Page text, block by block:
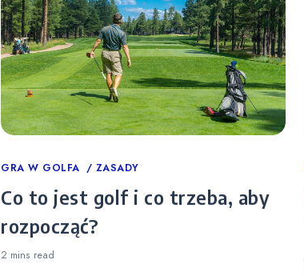
Categories
GRA W GOLFA ZASADY
Co to jest golf i co trzeba, aby
rozpocząć?
2 mins read